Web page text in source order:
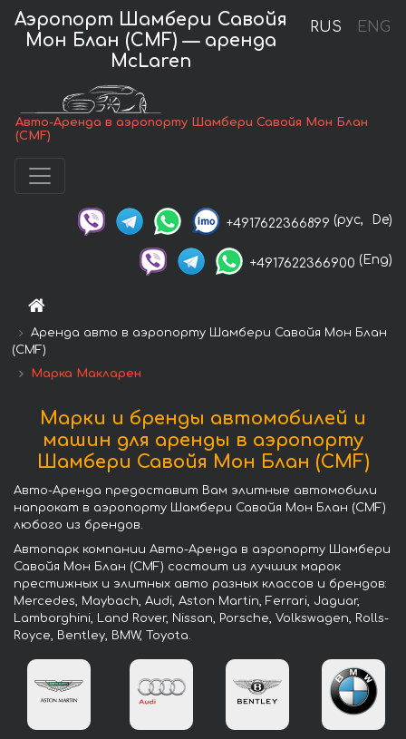
RUS ENG
Аэропорт Шамбери Савойя
Мон Блан (CMF) — аренда
McLaren
Авто-Аренда в аэропорту Шамбери Савойя Мон Блан
(CMF)
+4917622366899 (рус, De)
+4917622366900 (Eng)
Аренда авто в аэропорту Шамбери Савойя Мон Блан
(CMF)
Марка Макларен
Марки и бренды автомобилей и
машин для аренды в аэропорту
Шамбери Савойя Мон Блан (CMF)
Авто-Аренда предоставит Вам элитные автомобили
напрокат в аэропорту Шамбери Савойя Мон Блан (CMF)
любого из брендов.
Автопарк компании Авто-Аренда в аэропорту Шамбери
Савойя Мон Блан (CMF) состоит из лучших марок
престижных и элитных авто разных классов и брендов:
Mercedes, Maybach, Audi, Aston Martin, Ferrari, Jaguar,
Lamborghini, Land Rover, Nissan, Porsche, Volkswagen, Rolls-
Royce, Bentley, BMW, Toyota.